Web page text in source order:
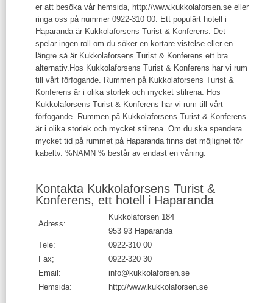
er att besöka vår hemsida, http://www.kukkolaforsen.se eller
ringa oss på nummer 0922-310 00. Ett populärt hotell i
Haparanda är Kukkolaforsens Turist & Konferens. Det
spelar ingen roll om du söker en kortare vistelse eller en
längre så är Kukkolaforsens Turist & Konferens ett bra
alternativ.Hos Kukkolaforsens Turist & Konferens har vi rum
till vårt förfogande. Rummen på Kukkolaforsens Turist &
Konferens är i olika storlek och mycket stilrena. Hos
Kukkolaforsens Turist & Konferens har vi rum till vårt
förfogande. Rummen på Kukkolaforsens Turist & Konferens
är i olika storlek och mycket stilrena. Om du ska spendera
mycket tid på rummet på Haparanda finns det möjlighet för
kabeltv. %NAMN % består av endast en våning.
Kontakta Kukkolaforsens Turist &
Konferens, ett hotell i Haparanda
Adress:
Kukkolaforsen 184
953 93 Haparanda
Tele:
0922-310 00
Fax;
0922-320 30
Email:
info@kukkolaforsen.se
Hemsida:
http://www.kukkolaforsen.se